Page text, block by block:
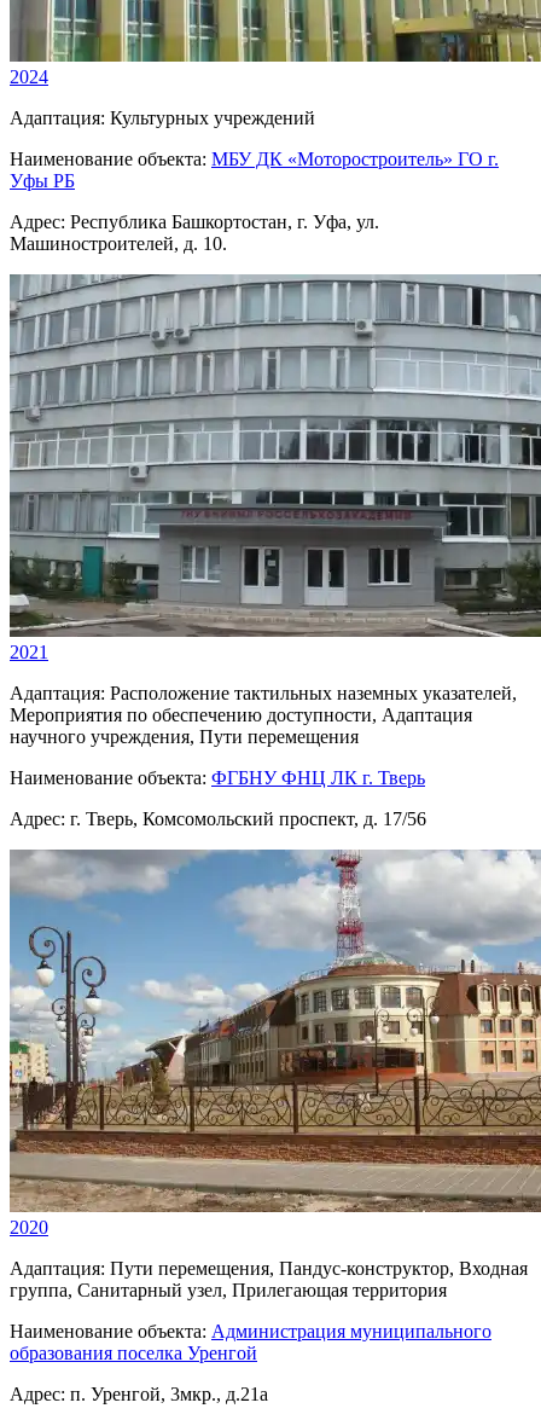
2024
Адаптация: Культурных учреждений
Наименование объекта: МБУ ДК «Моторостроитель» ГО г.
Уфы РБ
Адрес: Республика Башкортостан, г. Уфа, ул.
Машиностроителей, д. 10.
2021
Адаптация: Расположение тактильных наземных указателей,
Мероприятия по обеспечению доступности, Адаптация
научного учреждения, Пути перемещения
Наименование объекта: ФГБНУ ФНЦ ЛК г. Тверь
Адрес: г. Тверь, Комсомольский проспект, д. 17/56
2020
Адаптация: Пути перемещения, Пандус-конструктор, Входная
группа, Санитарный узел, Прилегающая территория
Наименование объекта: Администрация муниципального
образования поселка Уренгой
Адрес: п. Уренгой, 3мкр., д.21а